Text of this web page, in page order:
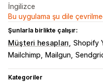
İngilizce
Bu uygulama şu dile
Şunlarla birlikte çalışır:
Müşteri hesapları Shopify
Mailchimp
Mailgun
Kategoriler